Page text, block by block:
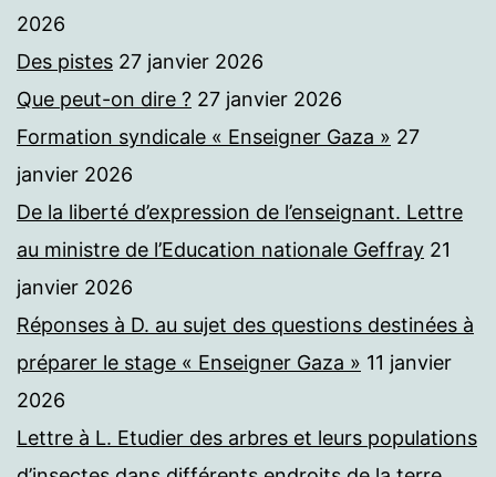
2026
Des pistes 27 janvier 2026
Que peut-on dire ? 27 janvier 2026
Formation syndicale « Enseigner Gaza » 27
janvier 2026
De la liberté d’expression de l’enseignant. Lettre
au ministre de l’Education nationale Geffray 21
janvier 2026
Réponses à D. au sujet des questions destinées à
préparer le stage « Enseigner Gaza » 11 janvier
2026
Lettre à L. Etudier des arbres et leurs populations